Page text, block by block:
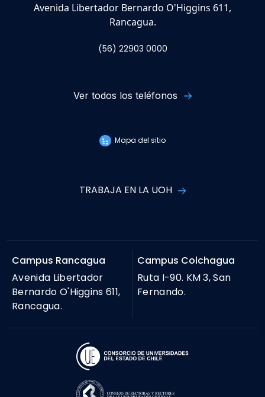
Avenida Libertador Bernardo O'Higgins 611,
Rancagua.
(56) 22903 0000
Ver todos los teléfonos
Mapa del sitio
TRABAJA EN LA UOH
Campus Rancagua
Avenida Libertador
Bernardo O'Higgins 611,
Rancagua.
Campus Colchagua
Ruta I-90. KM 3, San
Fernando.